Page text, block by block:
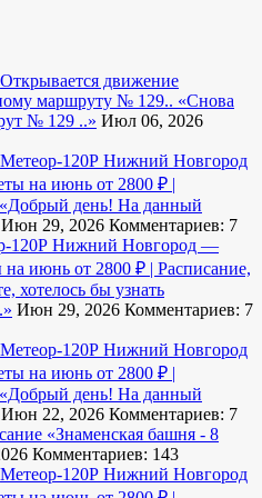
Открывается движение
маршруту № 129.. «Снова
№ 129 ..» Июл 06, 2026
Метеор-120Р Нижний Новгород
на июнь от 2800 ₽ |
«Добрый день! На данный
Июн 29, 2026 Комментариев: 7
120Р Нижний Новгород —
на июнь от 2800 ₽ | Расписание,
хотелось бы узнать
Июн 29, 2026 Комментариев: 7
Метеор-120Р Нижний Новгород
на июнь от 2800 ₽ |
«Добрый день! На данный
Июн 22, 2026 Комментариев: 7
«Знаменская башня - 8
Комментариев: 143
Метеор-120Р Нижний Новгород